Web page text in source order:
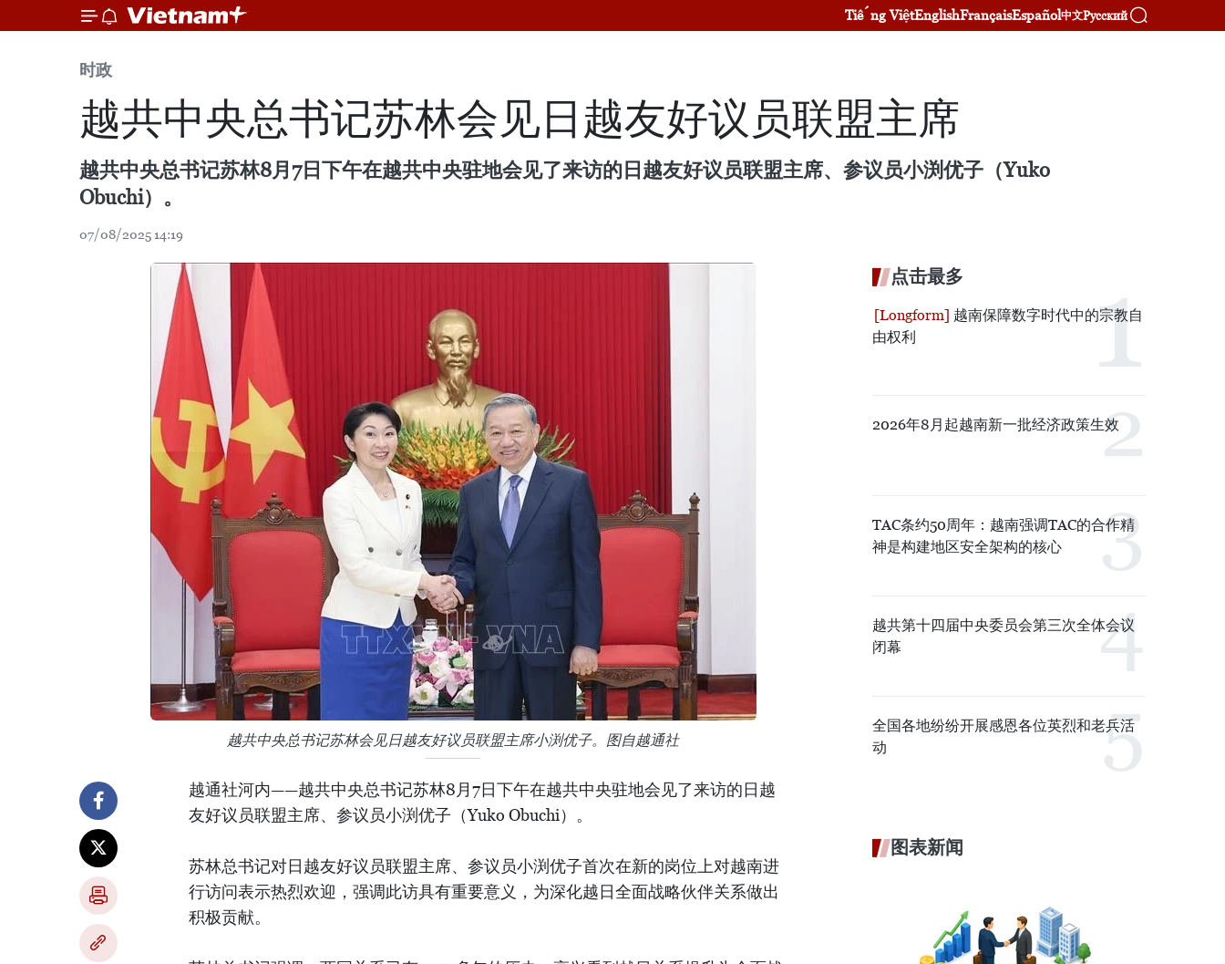
Tiếng ViệtEnglishFrançaisEspañol中文Русский
时政
越共中央总书记苏林会见日越友好议员联盟主席
越共中央总书记苏林8月7日下午在越共中央驻地会见了来访的日越友好议员联盟主席、参议员小渕优子（Yuko
Obuchi）。
07/08/2025 14:19
越共中央总书记苏林会见日越友好议员联盟主席小渕优子。图自越通社
越通社河内——越共中央总书记苏林8月7日下午在越共中央驻地会见了来访的日越
友好议员联盟主席、参议员小渕优子（Yuko Obuchi）。
苏林总书记对日越友好议员联盟主席、参议员小渕优子首次在新的岗位上对越南进
行访问表示热烈欢迎，强调此访具有重要意义，为深化越日全面战略伙伴关系做出
积极贡献。
点击最多
越南保障数字时代中的宗教自
由权利
2026年8月起越南新一批经济政策生效
TAC条约50周年：越南强调TAC的合作精
神是构建地区安全架构的核心
越共第十四届中央委员会第三次全体会议
闭幕
全国各地纷纷开展感恩各位英烈和老兵活
动
图表新闻